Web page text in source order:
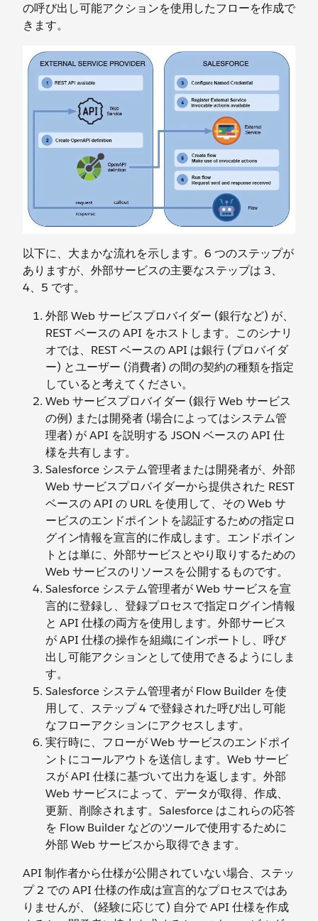
の呼び出し可能アクションを使用したフローを作成で
きます。
以下に、大まかな流れを示します。6 つのステップが
ありますが、外部サービスの主要なステップは 3、
4、5 です。
外部 Web サービスプロバイダー (銀行など) が、
REST ベースの API をホストします。このシナリ
オでは、REST ベースの API は銀行 (プロバイダ
ー) とユーザー (消費者) の間の契約の種類を指定
していると考えてください。
Web サービスプロバイダー (銀行 Web サービス
の例) または開発者 (場合によってはシステム管
理者) が API を説明する JSON ベースの API 仕
様を共有します。
Salesforce システム管理者または開発者が、外部
Web サービスプロバイダーから提供された REST
ベースの API の URL を使用して、その Web サ
ービスのエンドポイントを認証するための指定ロ
グイン情報を宣言的に作成します。エンドポイン
トとは単に、外部サービスとやり取りするための
Web サービスのリソースを公開するものです。
Salesforce システム管理者が Web サービスを宣
言的に登録し、登録プロセスで指定ログイン情報
と API 仕様の両方を使用します。外部サービス
が API 仕様の操作を組織にインポートし、呼び
出し可能アクションとして使用できるようにしま
す。
Salesforce システム管理者が Flow Builder を使
用して、ステップ 4 で登録された呼び出し可能
なフローアクションにアクセスします。
実行時に、フローが Web サービスのエンドポイ
ントにコールアウトを送信します。Web サービ
スが API 仕様に基づいて出力を返します。外部
Web サービスによって、データが取得、作成、
更新、削除されます。Salesforce はこれらの応答
を Flow Builder などのツールで使用するために
外部 Web サービスから取得できます。
API 制作者から仕様が公開されていない場合、ステッ
プ 2 での API 仕様の作成は宣言的なプロセスではあ
りませんが、 (経験に応じて) 自分で API 仕様を作成